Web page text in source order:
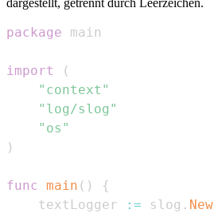
package
import
(
"context"
"log/slog"
"os"
)
func main ( )
{
	textLogger
:= slog . New